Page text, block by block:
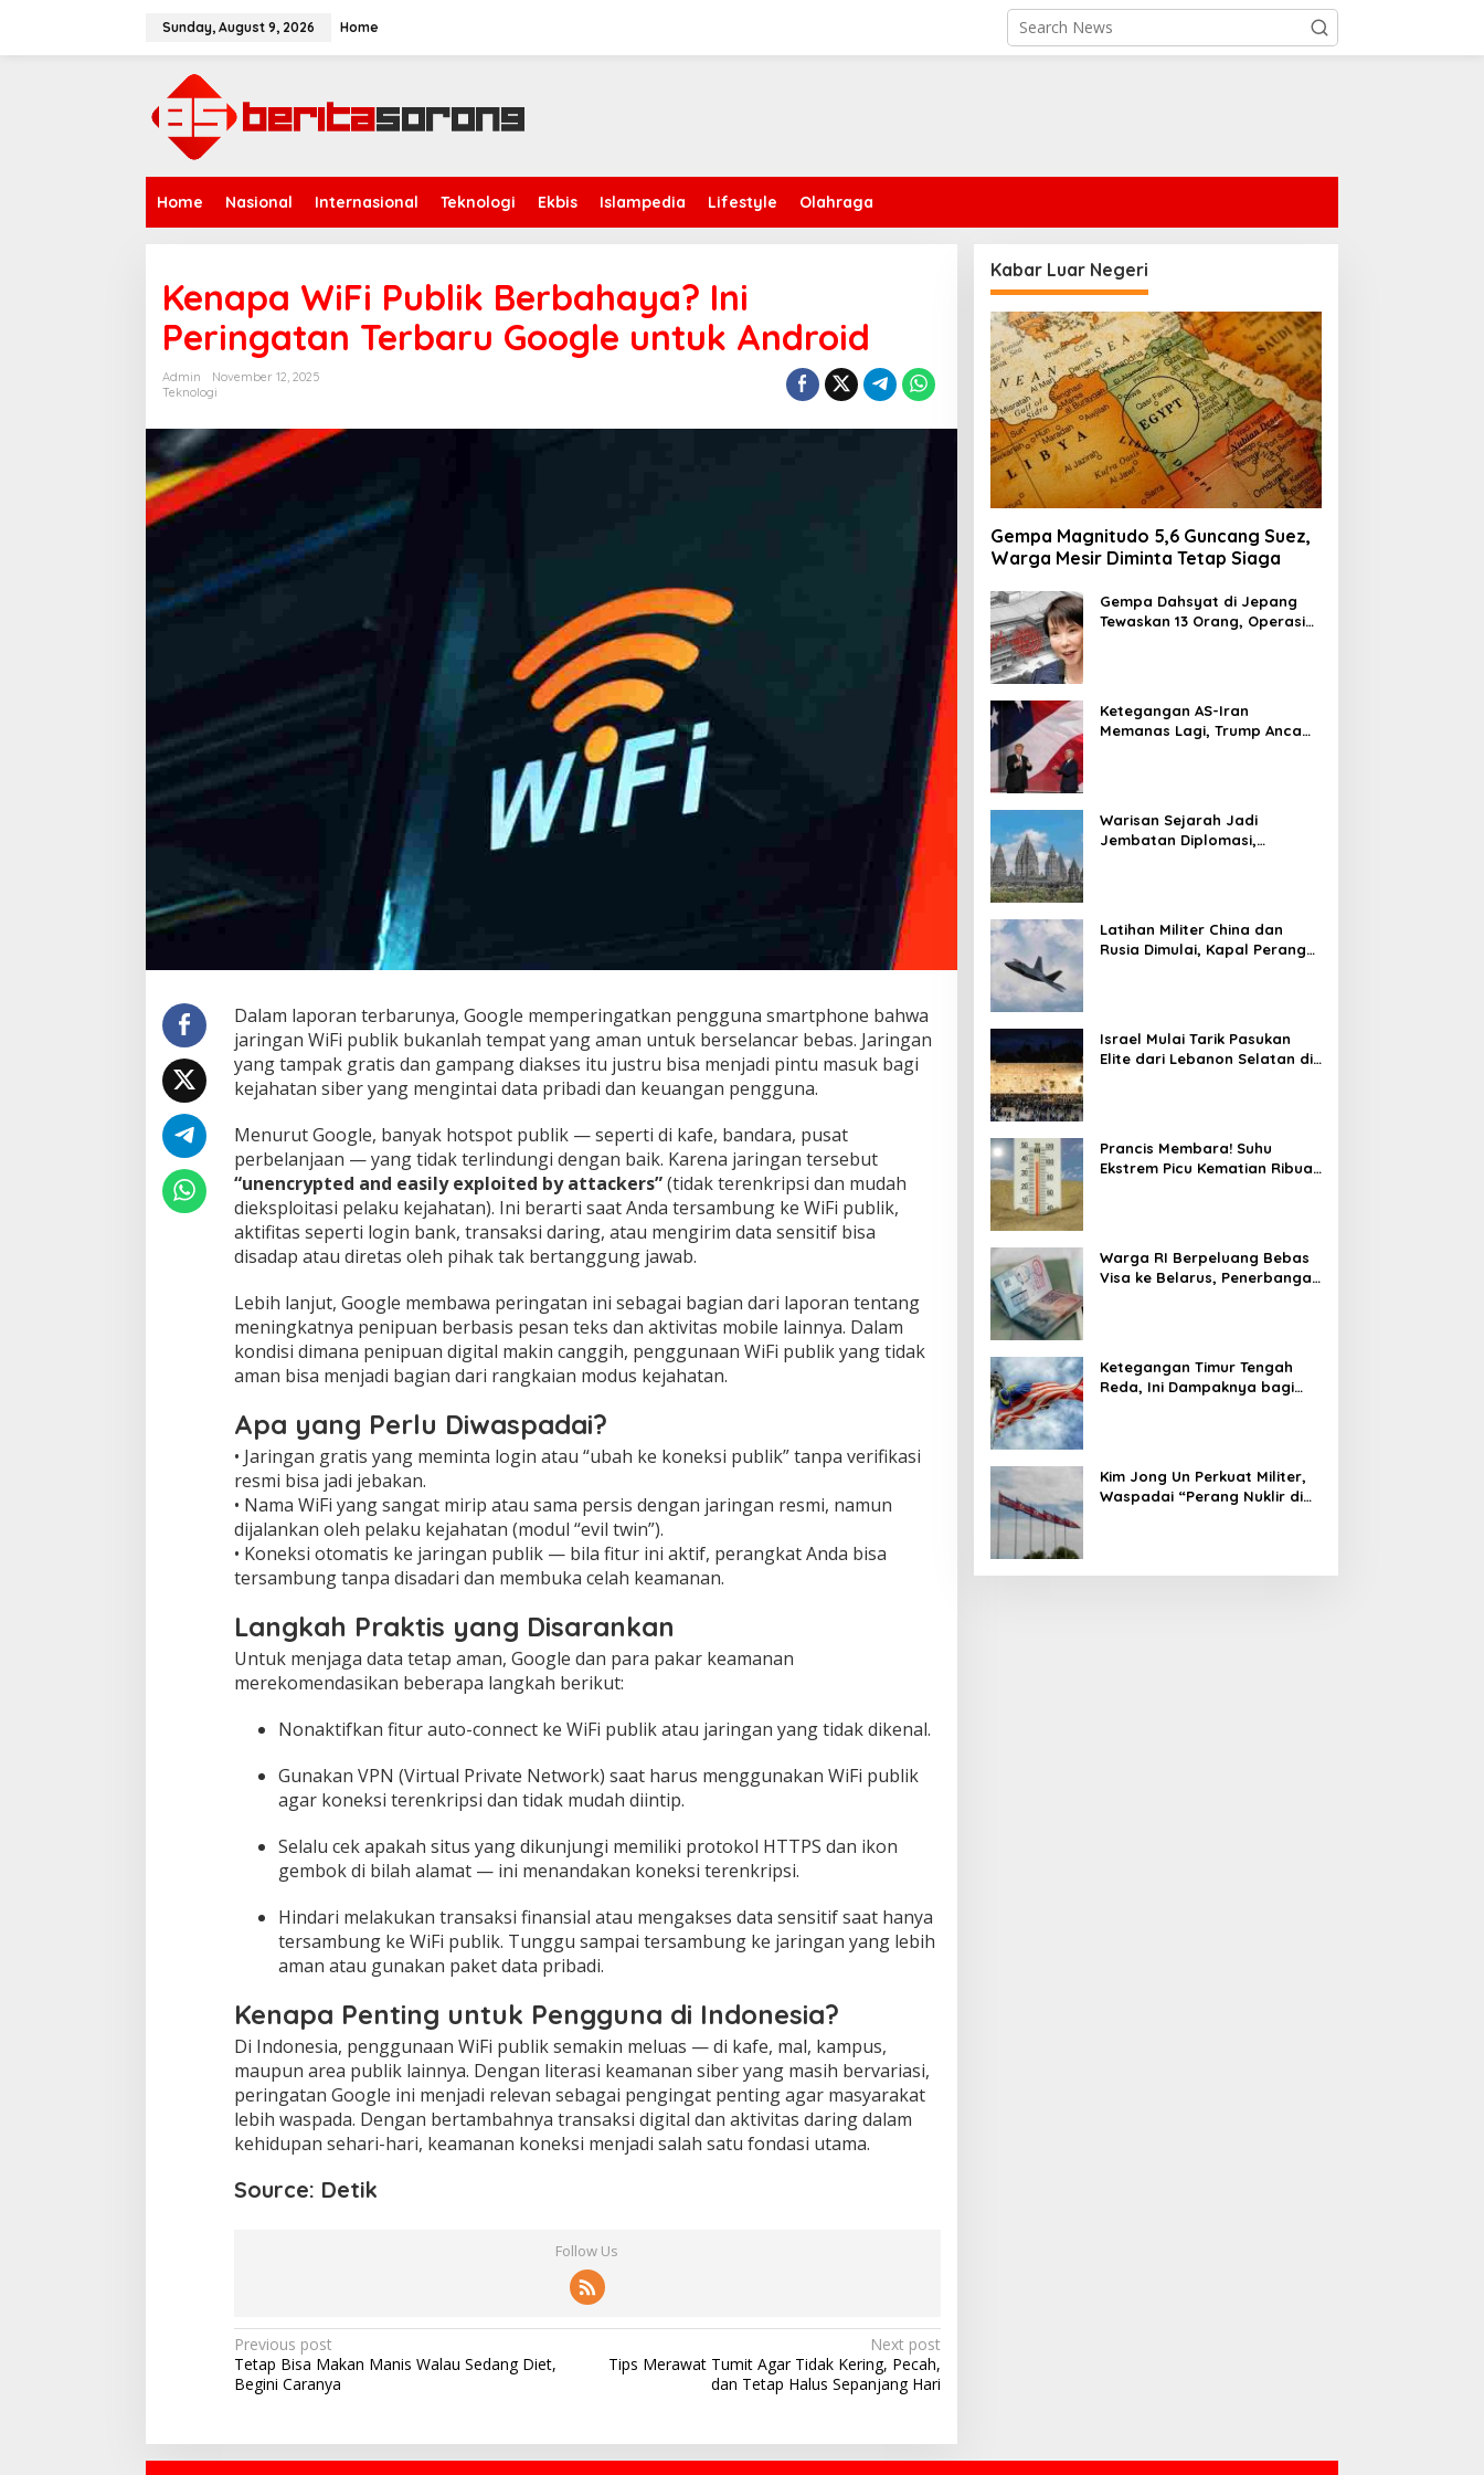
Sunday, August 9, 2026 Home
Home Nasional Internasional Teknologi Ekbis Islampedia Lifestyle Olahraga
Kenapa WiFi Publik Berbahaya? Ini
Peringatan Terbaru Google untuk Android
Admin
November 12, 2025
Teknologi
Dalam laporan terbarunya, Google memperingatkan pengguna smartphone bahwa
jaringan WiFi publik bukanlah tempat yang aman untuk berselancar bebas. Jaringan
yang tampak gratis dan gampang diakses itu justru bisa menjadi pintu masuk bagi
kejahatan siber yang mengintai data pribadi dan keuangan pengguna.
Menurut Google, banyak hotspot publik — seperti di kafe, bandara, pusat
perbelanjaan — yang tidak terlindungi dengan baik. Karena jaringan tersebut
“unencrypted and easily exploited by attackers”(tidak terenkripsi dan mudah
dieksploitasi pelaku kejahatan). Ini berarti saat Anda tersambung ke WiFi publik,
aktifitas seperti login bank, transaksi daring, atau mengirim data sensitif bisa
disadap atau diretas oleh pihak tak bertanggung jawab.
Lebih lanjut, Google membawa peringatan ini sebagai bagian dari laporan tentang
meningkatnya penipuan berbasis pesan teks dan aktivitas mobile lainnya. Dalam
kondisi dimana penipuan digital makin canggih, penggunaan WiFi publik yang tidak
aman bisa menjadi bagian dari rangkaian modus kejahatan.
Apa yang Perlu Diwaspadai?
• Jaringan gratis yang meminta login atau “ubah ke koneksi publik” tanpa verifikasi
resmi bisa jadi jebakan.
• Nama WiFi yang sangat mirip atau sama persis dengan jaringan resmi, namun
dijalankan oleh pelaku kejahatan (modul “evil twin”).
• Koneksi otomatis ke jaringan publik — bila fitur ini aktif, perangkat Anda bisa
tersambung tanpa disadari dan membuka celah keamanan.
Langkah Praktis yang Disarankan
Untuk menjaga data tetap aman, Google dan para pakar keamanan
merekomendasikan beberapa langkah berikut:
Nonaktifkan fitur auto-connect ke WiFi publik atau jaringan yang tidak dikenal.
Gunakan VPN (Virtual Private Network) saat harus menggunakan WiFi publik
agar koneksi terenkripsi dan tidak mudah diintip.
Selalu cek apakah situs yang dikunjungi memiliki protokol HTTPS dan ikon
gembok di bilah alamat — ini menandakan koneksi terenkripsi.
Hindari melakukan transaksi finansial atau mengakses data sensitif saat hanya
tersambung ke WiFi publik. Tunggu sampai tersambung ke jaringan yang lebih
aman atau gunakan paket data pribadi.
Kenapa Penting untuk Pengguna di Indonesia?
Di Indonesia, penggunaan WiFi publik semakin meluas — di kafe, mal, kampus,
maupun area publik lainnya. Dengan literasi keamanan siber yang masih bervariasi,
peringatan Google ini menjadi relevan sebagai pengingat penting agar masyarakat
lebih waspada. Dengan bertambahnya transaksi digital dan aktivitas daring dalam
kehidupan sehari-hari, keamanan koneksi menjadi salah satu fondasi utama.
Source: Detik
Follow Us
Post
navigation
Previous post
Tetap Bisa Makan Manis Walau Sedang Diet,
Begini Caranya
Next post
Tips Merawat Tumit Agar Tidak Kering, Pecah,
dan Tetap Halus Sepanjang Hari
Kabar Luar Negeri
Gempa Magnitudo 5,6 Guncang Suez,
Warga Mesir Diminta Tetap Siaga
Gempa Dahsyat di Jepang
Tewaskan 13 Orang, Operasi
Ketegangan AS-Iran
Memanas Lagi, Trump Ancam
Warisan Sejarah Jadi
Jembatan Diplomasi,
Latihan Militer China dan
Rusia Dimulai, Kapal Perang
Israel Mulai Tarik Pasukan
Elite dari Lebanon Selatan di
Prancis Membara! Suhu
Ekstrem Picu Kematian Ribuan
Warga RI Berpeluang Bebas
Visa ke Belarus, Penerbangan
Ketegangan Timur Tengah
Reda, Ini Dampaknya bagi
Kim Jong Un Perkuat Militer,
Waspadai “Perang Nuklir di